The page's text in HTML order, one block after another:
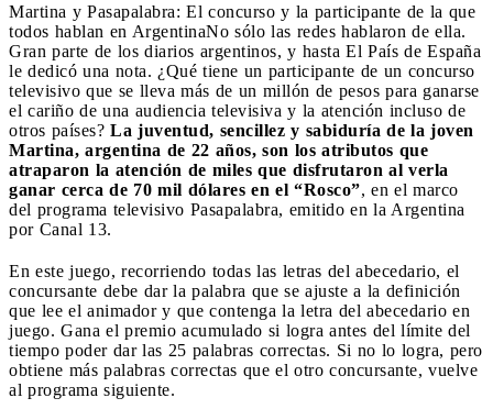
Martina y Pasapalabra: El concurso y la participante de la que
todos hablan en ArgentinaNo sólo las redes hablaron de ella.
Gran parte de los diarios argentinos, y hasta El País de España
le dedicó una nota. ¿Qué tiene un participante de un concurso
televisivo que se lleva más de un millón de pesos para ganarse
el cariño de una audiencia televisiva y la atención incluso de
otros países? La juventud, sencillez y sabiduría de la joven
Martina, argentina de 22 años, son los atributos que
atraparon la atención de miles que disfrutaron al verla
ganar cerca de 70 mil dólares en el “Rosco”, en el marco
del programa televisivo Pasapalabra, emitido en la Argentina
por Canal 13.
En este juego, recorriendo todas las letras del abecedario, el
concursante debe dar la palabra que se ajuste a la definición
que lee el animador y que contenga la letra del abecedario en
juego. Gana el premio acumulado si logra antes del límite del
tiempo poder dar las 25 palabras correctas. Si no lo logra, pero
obtiene más palabras correctas que el otro concursante, vuelve
al programa siguiente.